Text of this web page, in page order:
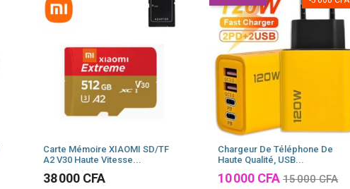
Carte Mémoire XIAOMI SD/TF
A2 V30 Haute Vitesse...
Prix
38 000 CFA
Chargeur De Téléphone De
Haute Qualité, USB...
Prix
10 000 CFA 15 000 CFA